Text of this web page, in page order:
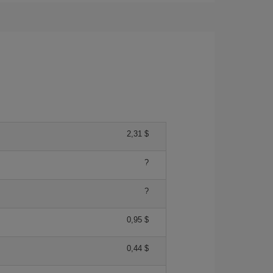
2,31 $
?
?
0,95 $
0,44 $